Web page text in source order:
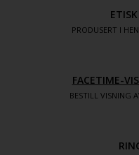
PRODUSERT I
FACETIME-
BESTILL VISNING